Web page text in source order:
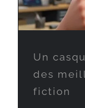
Un
des
fiction